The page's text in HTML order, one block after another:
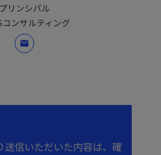
プリンシパル
コンサルティング
mail
送信いただいた内容は、確